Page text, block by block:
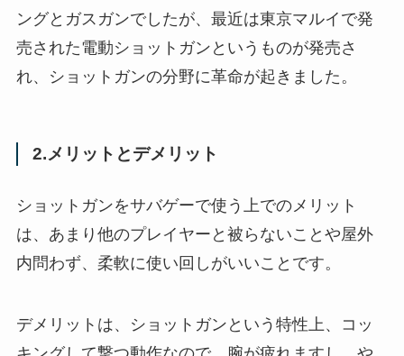
ングとガスガンでしたが、最近は東京マルイで発
売された電動ショットガンというものが発売さ
れ、ショットガンの分野に革命が起きました。
2.メリットとデメリット
ショットガンをサバゲーで使う上でのメリット
は、あまり他のプレイヤーと被らないことや屋外
内問わず、柔軟に使い回しがいいことです。
デメリットは、ショットガンという特性上、コッ